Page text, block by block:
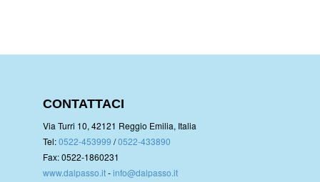
CONTATTACI
Via Turri 10, 42121 Reggio Emilia, Italia
Tel:0522-453999 /0522-433890
Fax: 0522-1860231
www.dalpasso.it-info@dalpasso.it